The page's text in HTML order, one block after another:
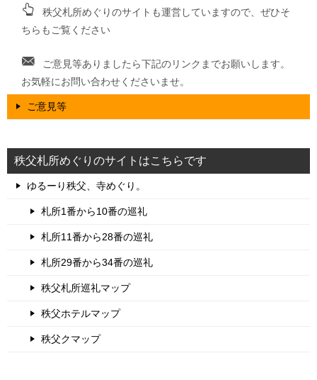
秩父札所めぐりのサイトも運営していますので、ぜひそ
ちらもご覧ください
ご意見等ありましたら下記のリンクまでお願いします。
お気軽にお問い合わせくださいませ。
ご意見等
秩父札所めぐりのサイトはこちらです
ゆるーり秩父、寺めぐり。
札所1番から10番の巡礼
札所11番から28番の巡礼
札所29番から34番の巡礼
秩父札所巡礼マップ
秩父ホテルマップ
秩父クマップ